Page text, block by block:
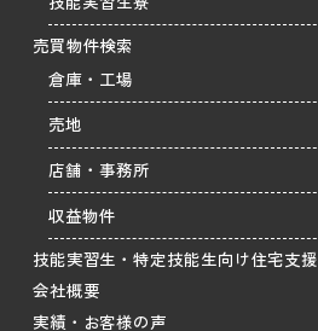
売買物件検索
倉庫・工場
売地
店舗・事務所
収益物件
技能実習生・特定技能生向け住宅支援
会社概要
実績・お客様の声